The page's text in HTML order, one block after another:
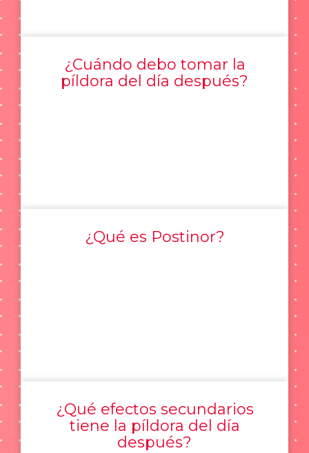
¿Cuándo debo tomar la
píldora del día después?
¿Qué es Postinor?
¿Qué efectos secundarios
tiene la píldora del día
después?